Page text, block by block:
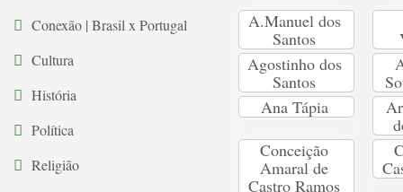
Conexão | Brasil x Portugal
Cultura
História
Política
Religião
A.Manuel dos
Santos
Agostinho dos
Santos
Ana Tápia
Conceição
Amaral de
Castro Ramos